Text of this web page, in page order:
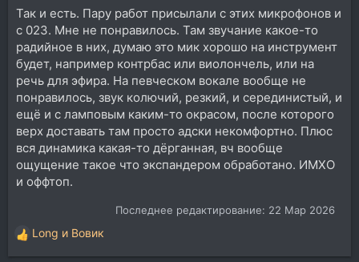
Так и есть. Пару работ присылали с этих микрофонов и
с 023. Мне не понравилось. Там звучание какое-то
радийное в них, думаю это мик хорошо на инструмент
будет, например контрбас или виолончель, или на
речь для эфира. На певческом вокале вообще не
понравилось, звук колючий, резкий, и серединистый, и
ещё и с ламповым каким-то окрасом, после которого
верх доставать там просто адски некомфортно. Плюс
вся динамика какая-то дёрганная, вч вообще
ощущение такое что экспандером обработано. ИМХО
и оффтоп.
Последнее редактирование: 22 Мар 2026
Р
е
Long и Вовик